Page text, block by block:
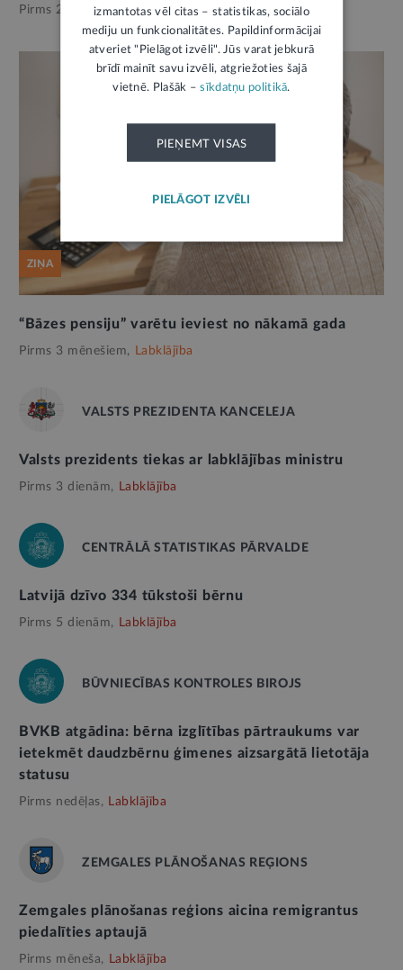
Pirms 2 mēnešiem, Labklājība
ZIŅA
“Bāzes pensiju” varētu ieviest no nākamā gada
Pirms 3 mēnešiem, Labklājība
VALSTS PREZIDENTA KANCELEJA
Valsts prezidents tiekas ar labklājības ministru
Pirms 3 dienām, Labklājība
CENTRĀLĀ STATISTIKAS PĀRVALDE
Latvijā dzīvo 334 tūkstoši bērnu
Pirms 5 dienām, Labklājība
BŪVNIECĪBAS KONTROLES BIROJS
BVKB atgādina: bērna izglītības pārtraukums var
ietekmēt daudzbērnu ģimenes aizsargātā lietotāja
statusu
Pirms nedēļas, Labklājība
ZEMGALES PLĀNOŠANAS REĢIONS
Zemgales plānošanas reģions aicina remigrantus
piedalīties aptaujā
Pirms mēneša, Labklājība
izmantotas vēl citas – statistikas, sociālo
mediju un funkcionalitātes. Papildinformācijai
atveriet "Pielāgot izvēli". Jūs varat jebkurā
brīdī mainīt savu izvēli, atgriežoties šajā
vietnē. Plašāk –sīkdatņu politikā.
PIEŅEMT VISAS
PIELĀGOT IZVĒLI